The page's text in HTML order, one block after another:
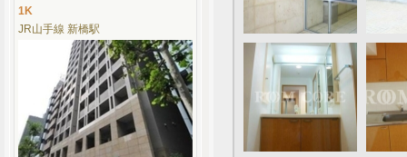
1K
JR山手線 新橋駅